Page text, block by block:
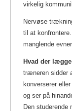
virkelig
Nervøse
til at
manglende
Hvad der
træneren sidder
konverserer
og ser på
Den